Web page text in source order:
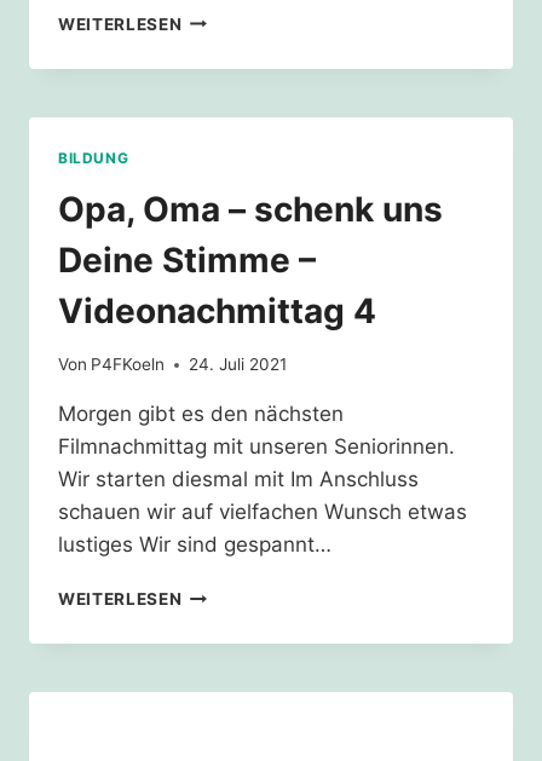
WEITERLESEN OPA,
–
SCHREIBEN
KARTE
BILDUNG
Opa, Oma – schenk uns
Deine Stimme –
Videonachmittag 4
Von P4FKoeln 24. Juli 2021
Morgen gibt es den nächsten
Filmnachmittag mit unseren Seniorinnen.
Wir starten diesmal mit Im Anschluss
schauen wir auf vielfachen Wunsch etwas
lustiges Wir sind gespannt…
WEITERLESEN OPA,
–
UNS